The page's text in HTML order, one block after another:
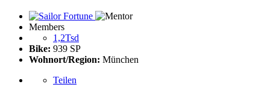
Members
1,2Tsd
Bike: 939 SP
Wohnort/Region: München
Teilen